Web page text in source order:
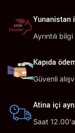
Yunanistan
Ayrıntılı
Kapıda
Güvenli
Atina içi
Saat